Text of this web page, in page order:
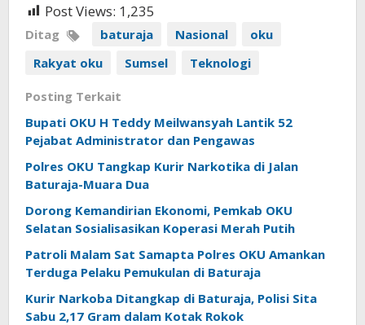
Post Views: 1,235
Ditag baturaja Nasional
oku
Rakyat oku
Sumsel Teknologi
Posting Terkait
Bupati OKU H Teddy Meilwansyah Lantik 52
Pejabat Administrator dan Pengawas
Polres OKU Tangkap Kurir Narkotika di Jalan
Baturaja-Muara Dua
Dorong Kemandirian Ekonomi, Pemkab OKU
Selatan Sosialisasikan Koperasi Merah Putih
Patroli Malam Sat Samapta Polres OKU Amankan
Terduga Pelaku Pemukulan di Baturaja
Kurir Narkoba Ditangkap di Baturaja, Polisi Sita
Sabu 2,17 Gram dalam Kotak Rokok